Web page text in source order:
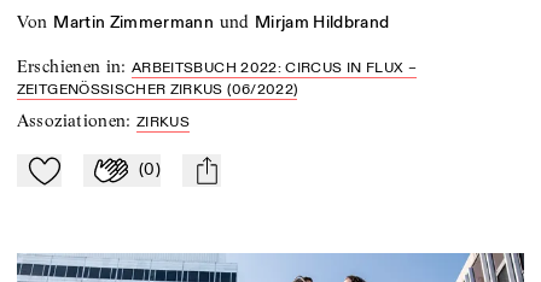
von Martin Zimmermann und Mirjam Hildbrand
Erschienen in:ARBEITSBUCH 2022: CIRCUS IN FLUX –
ZEITGENÖSSISCHER ZIRKUS (06/2022)
Assoziationen:ZIRKUS
Zu Mein-TdZ hinzufügen
Applaudieren
(0) mail